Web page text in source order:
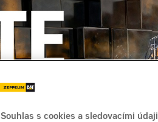
Souhlas s cookies a sledovacími údaji